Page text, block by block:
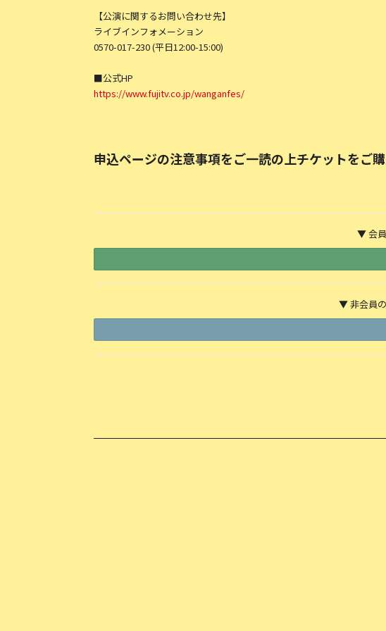
【公演に関するお問い合わせ先】
ライブインフォメーション
0570-017-230 (平⽇12:00-15:00)
■公式HP
https://www.fujitv.co.jp/wanganfes/
申込ページの注意事項をご⼀読の上チケットをご
▼ 会
▼ 非会員